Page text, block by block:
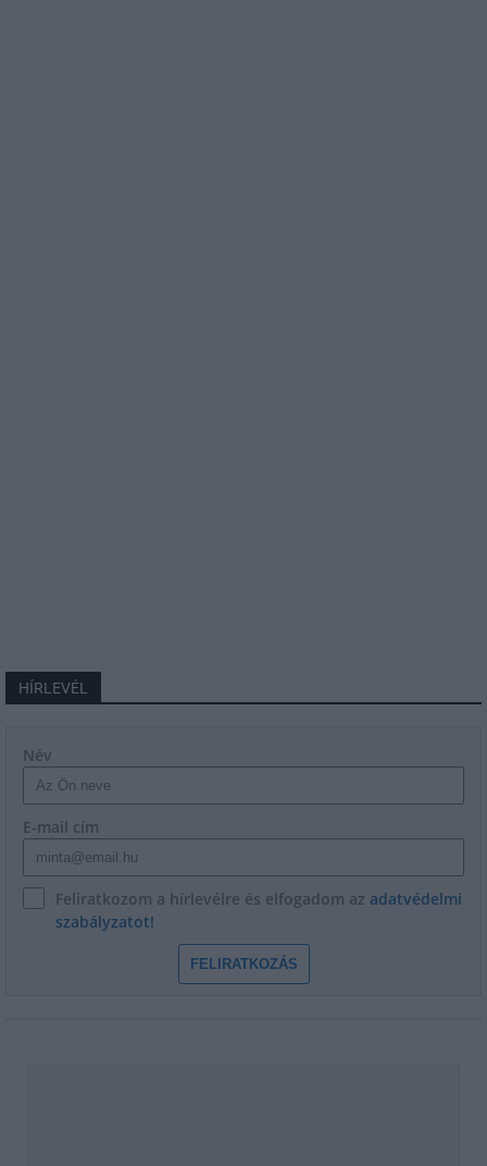
HÍRLEVÉL
Név
E-mail cím
Feliratkozom a hírlevélre és elfogadom az adatvédelmi
szabályzatot!
FELIRATKOZÁS